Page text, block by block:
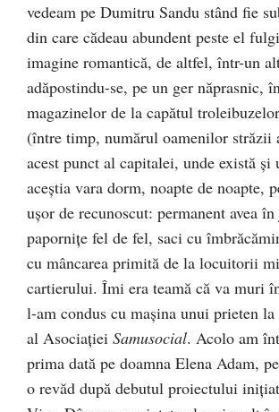
vedeam pe Dumitru Sandu stând fie
din care cădeau abundent peste el
imagine romantică, de altfel, într-un
adăpostindu-se, pe un ger năprasnic,
magazinelor de la capătul
(între timp, numărul oamenilor străzii
acest punct al capitalei, unde există și
aceștia vara dorm, noapte de noapte,
ușor de recunoscut: permanent avea
papornițe fel de fel, saci cu
cu mâncarea primită de la locuitorii
cartierului. Îmi era teamă că va muri
l-am condus cu mașina unui prieten
al Asociației Samusocial. Acolo am
prima dată pe doamna Elena Adam,
o revăd după debutul proiectului